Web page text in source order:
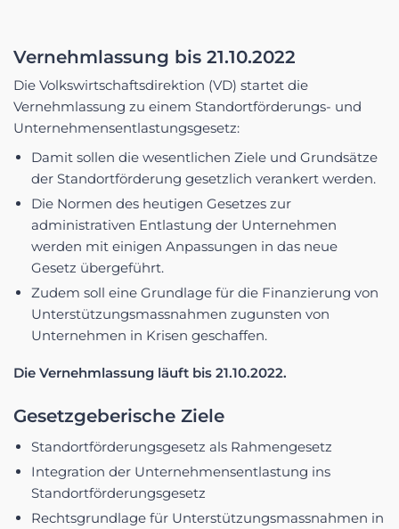
Vernehmlassung bis 21.10.2022
Die Volkswirtschaftsdirektion (VD) startet die
Vernehmlassung zu einem Standortförderungs- und
Unternehmensentlastungsgesetz:
Damit sollen die wesentlichen Ziele und Grundsätze
der Standortförderung gesetzlich verankert werden.
Die Normen des heutigen Gesetzes zur
administrativen Entlastung der Unternehmen
werden mit einigen Anpassungen in das neue
Gesetz übergeführt.
Zudem soll eine Grundlage für die Finanzierung von
Unterstützungsmassnahmen zugunsten von
Unternehmen in Krisen geschaffen.
Die Vernehmlassung läuft bis 21.10.2022.
Gesetzgeberische Ziele
Standortförderungsgesetz als Rahmengesetz
Integration der Unternehmensentlastung ins
Standortförderungsgesetz
Rechtsgrundlage für Unterstützungsmassnahmen in